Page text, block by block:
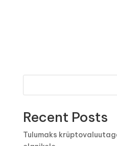
Recent Posts
Tulumaks